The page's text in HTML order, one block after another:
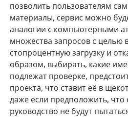
позволить пользователям
материалы, сервис можно
аналогии с компьютерными
множества запросов с целью
стопроцентную загрузку и
образом, выбирать, какие
подлежат проверке,
проекта, что ставит её в
даже если предположить,
руководство не будут